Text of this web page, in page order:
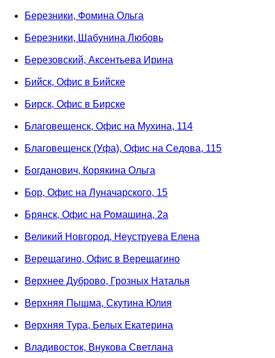
Березники, Фомина Ольга
Березники, Шабунина Любовь
Березовский, Аксентьева Ирина
Бийск, Офис в Бийске
Бирск, Офис в Бирске
Благовещенск, Офис на Мухина, 114
Благовещенск (Уфа), Офис на Седова, 115
Богданович, Корякина Ольга
Бор, Офис на Луначарского, 15
Брянск, Офис на Ромашина, 2а
Великий Новгород, Неуструева Елена
Верещагино, Офис в Верещагино
Верхнее Дуброво, Грозных Наталья
Верхняя Пышма, Скутина Юлия
Верхняя Тура, Белых Екатерина
Владивосток, Внукова Светлана